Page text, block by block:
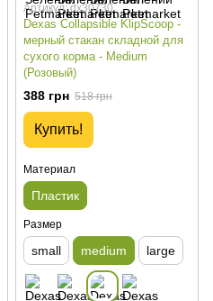
Артикул: dx30730
Dexas Collapsible KlipScoop -
мерный стакан складной для
сухого корма - Medium
(Розовый)
388 грн 518 грн
Купить!
Материал
Пластик
Размер
small medium large